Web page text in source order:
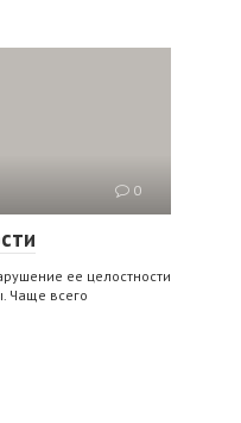
0
ее целостности
Чаще всего